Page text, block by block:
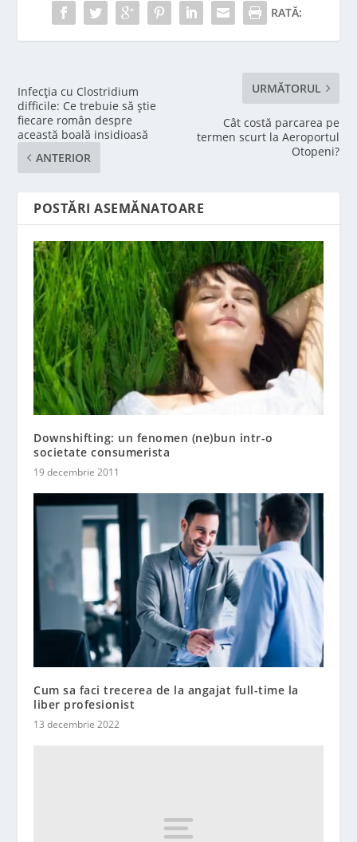
RATĂ:
Infecția cu Clostridium
difficile: Ce trebuie să știe
fiecare român despre
această boală insidioasă
ANTERIOR
URMĂTORUL
Cât costă parcarea pe
termen scurt la Aeroportul
Otopeni?
POSTĂRI ASEMĂNATOARE
Downshifting: un fenomen (ne)bun intr-o
societate consumerista
19 decembrie 2011
Cum sa faci trecerea de la angajat full-time la
liber profesionist
13 decembrie 2022